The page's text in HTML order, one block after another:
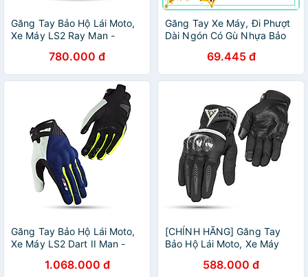
Găng Tay Bảo Hộ Lái Moto,
Xe Máy LS2 Ray Man -
780.000 đ
Găng Tay Xe Máy, Đi Phượt
Dài Ngón Có Gù Nhựa Bảo
69.445 đ
Găng Tay Bảo Hộ Lái Moto,
Xe Máy LS2 Dart II Man -
1.068.000 đ
[CHÍNH HÃNG] Găng Tay
Bảo Hộ Lái Moto, Xe Máy
OFFICIAL588.000 đ